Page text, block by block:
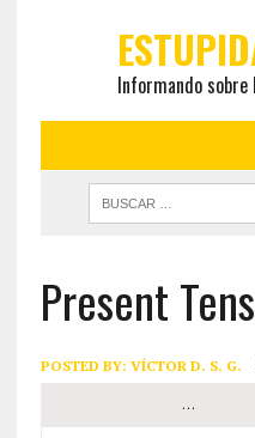
Informando sobre
Present
POSTED BY: VÍCTOR D. S. G.
…